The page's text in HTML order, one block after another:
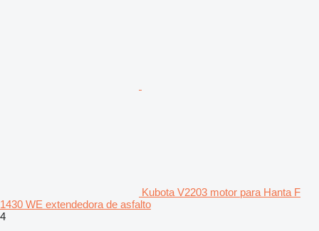
Kubota V2203 motor para Hanta F
1430 WE extendedora de asfalto
4